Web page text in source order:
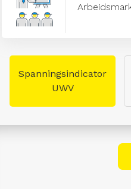
Spanningsindicator
UWV